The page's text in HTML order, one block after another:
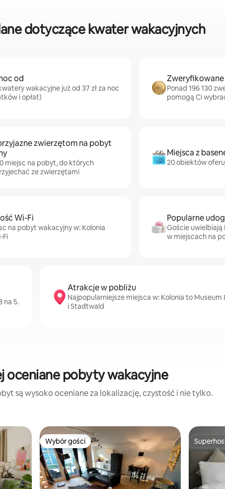
dotyczące kwater wakacyjnych
od
wakacyjne już od 37 zł za noc
i opłat)
Ponad 196 130
pomogą Ci
zwierzętom na pobyt
miejsc na pobyt, do których
ze zwierzętami
Miejsca z
20 obiektów
Wi-Fi
na pobyt wakacyjny w: Kolonia
Fi
Popularne
Goście uwielbiają
w miejscach na
na 5.
Atrakcje w pobliżu
Najpopularniejsze miejsca w: Kolonia to Museum
i Stadtwald
oceniane pobyty wakacyjne
są wysoko oceniane za lokalizację, czystość i nie tylko.
Wybór gości
Wybór gości